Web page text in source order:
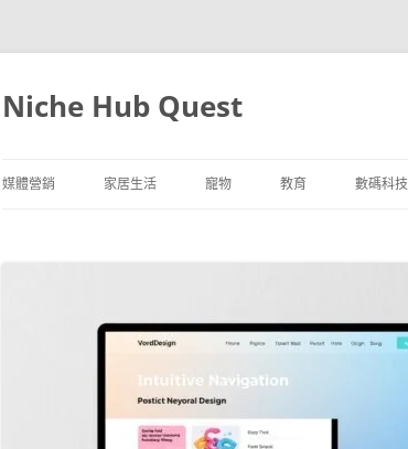
跳
要
內
Niche Hub Quest
媒體營銷 家居生活 寵物 教育 數碼科技